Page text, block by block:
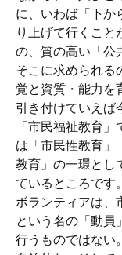
に、いわば「下か
り上げて行くこと
の、質の高い「公
そこに求められる
覚と資質・能力を
引き付けていえば
「市民福祉教育
は「市民性教育」
教育」の一環とし
ているところです。
ボランティアは、
という名の「動員
行うものではない